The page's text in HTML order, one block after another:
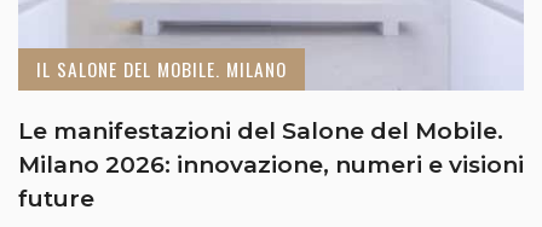
IL SALONE DEL MOBILE. MILANO
Le manifestazioni del Salone del Mobile.
Milano 2026: innovazione, numeri e visioni
future